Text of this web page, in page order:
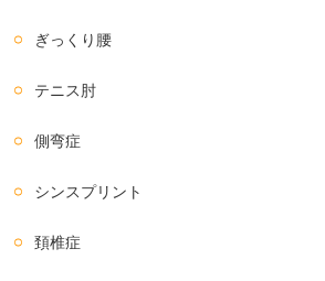
ぎっくり腰
テニス肘
側弯症
シンスプリント
頚椎症